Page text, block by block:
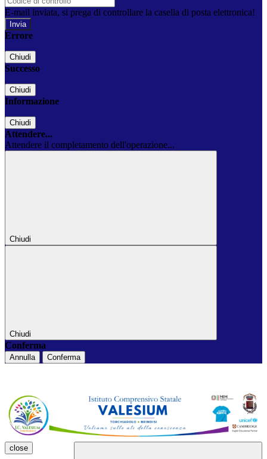
E-mail inviata, si prega di controllare la casella di posta elettronica!
Errore
Chiudi
Successo
Chiudi
Informazione
Chiudi
Attendere...
Attendere il completamento dell'operazione...
Chiudi
Chiudi
Conferma
Annulla Conferma
close